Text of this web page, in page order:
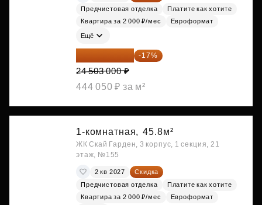
Предчистовая отделка
Платите как хотите
Квартира за 2 000 ₽/мес
Евроформат
Ещё
20 337 490 ₽ -17%
24 503 000 ₽
444 050 ₽ за м²
1-комнатная, 45.8м²
ЖК Скай Гарден, 3 корпус, 1 секция, 21
этаж, №155
2 кв 2027
Скидка
Предчистовая отделка
Платите как хотите
Квартира за 2 000 ₽/мес
Евроформат